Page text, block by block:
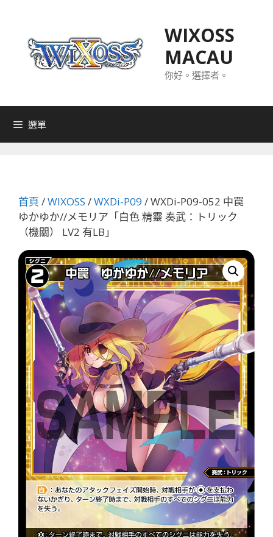
WIXOSS
MACAU
你好。選擇者。
選單
首頁 /WIXOSS /WXDi-P09 / WXDi-P09-052 中罠
ゆかゆか//メモリア「白色 精靈 奏武：トリック
（機關） LV2 有LB」